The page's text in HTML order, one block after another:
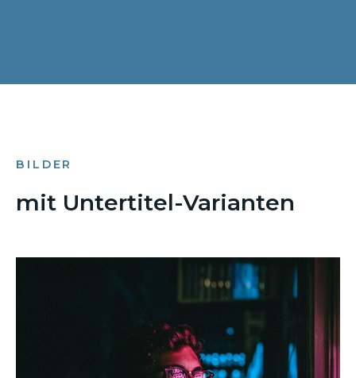
BILDER
mit Untertitel-Varianten